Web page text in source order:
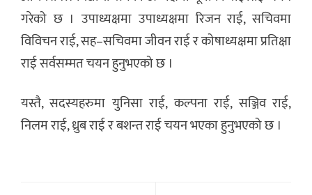
गरेको छ । उपाध्यक्षमा उपाध्यक्षमा रिजन राई, सचिवमा
विविचन राई, सह–सचिवमा जीवन राई र कोषाध्यक्षमा प्रतिक्षा
राई सर्वसम्मत चयन हुनुभएको छ ।
यस्तै, सदस्यहरुमा युनिसा राई, कल्पना राई, सञ्जिव राई,
निलम राई, ध्रुब राई र बशन्त राई चयन भएका हुनुभएको छ ।